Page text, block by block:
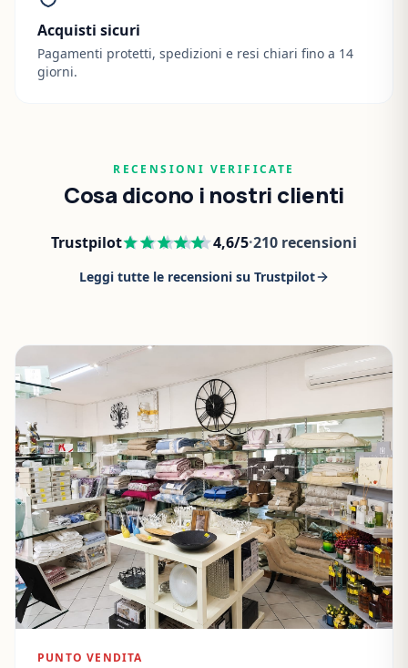
Acquisti sicuri
Pagamenti protetti, spedizioni e resi chiari fino a 14
giorni.
RECENSIONI VERIFICATE
Cosa dicono i nostri clienti
Trustpilot 4,6/5·210 recensioni
Leggi tutte le recensioni su Trustpilot
PUNTO VENDITA